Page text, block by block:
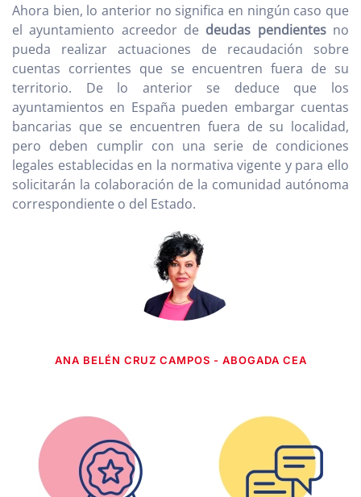
Ahora bien, lo anterior no significa en ningún caso que
el ayuntamiento acreedor de deudas pendientesno
pueda realizar actuaciones de recaudación sobre
cuentas corrientes que se encuentren fuera de su
territorio. De lo anterior se deduce que los
ayuntamientos en España pueden embargar cuentas
bancarias que se encuentren fuera de su localidad,
pero deben cumplir con una serie de condiciones
legales establecidas en la normativa vigente y para ello
solicitarán la colaboración de la comunidad autónoma
correspondiente o del Estado.
ANA BELÉN CRUZ CAMPOS - ABOGADA CEA